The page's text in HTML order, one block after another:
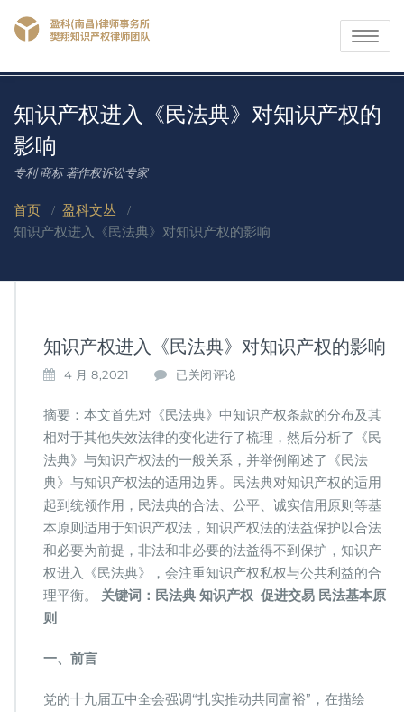
Toggle
知识产权进入《民法典》对知识产权的
影响
专利 商标 著作权诉讼专家
首页 / 盈科文丛 /
知识产权进入《民法典》对知识产权的影响
知识产权进入《民法典》对知识产权的影响
4 月 8,2021
知
产
权
进
入
《民
法
典》
对
知
识
产
权
已关闭评论
摘要：本文首先对《民法典》中知识产权条款的分布及其
相对于其他失效法律的变化进行了梳理，然后分析了《民
法典》与知识产权法的一般关系，并举例阐述了《民法
典》与知识产权法的适用边界。民法典对知识产权的适用
起到统领作用，民法典的合法、公平、诚实信用原则等基
本原则适用于知识产权法，知识产权法的法益保护以合法
和必要为前提，非法和非必要的法益得不到保护，知识产
权进入《民法典》，会注重知识产权私权与公共利益的合
理平衡。 关键词：民法典 知识产权 促进交易 民法基本原
则
一、前言
党的十九届五中全会强调“扎实推动共同富裕”，在描绘